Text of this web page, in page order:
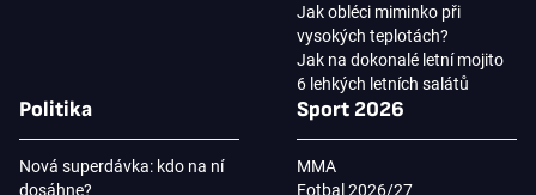
Jak obléci miminko při
vysokých teplotách?
Jak na dokonalé letní mojito
6 lehkých letních salátů
Politika
Nová superdávka: kdo na ní
dosáhne?
Sport 2026
MMA
Fotbal 2026/27